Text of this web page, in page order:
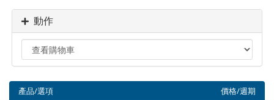
動作
產品/選項 價格/週期